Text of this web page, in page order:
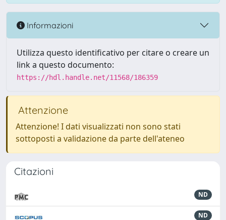
Informazioni
Utilizza questo identificativo per citare o creare un
link a questo documento:
https://hdl.handle.net/11568/186359
Attenzione
Attenzione! I dati visualizzati non sono stati
sottoposti a validazione da parte dell'ateneo
Citazioni
ND
ND